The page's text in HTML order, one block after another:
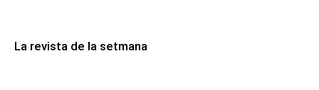
La revista de la setmana